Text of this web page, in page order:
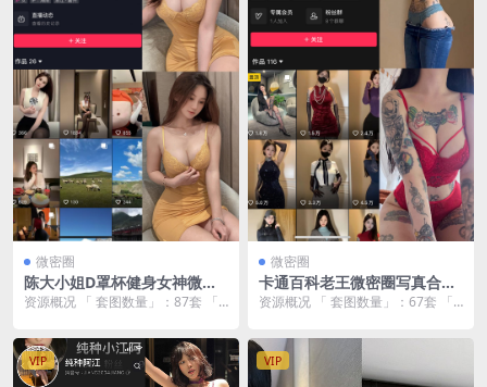
微密圈
陈大小姐D罩杯健身女神微密
圈写真合集【87套/195V/8.56
资源概况 「 套图数量」：87套 「
...
微密圈
卡通百科老王微密圈写真合
集：黑丝玉足/圣诞兔子/蕾丝
印】
资源概况 「 套图数量」：67套 「
」...
VIP VIP